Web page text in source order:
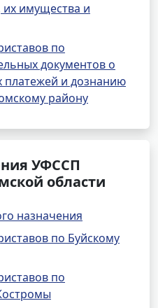
имущества и
по
документов о
платежей и дознанию
району
УФССП
области
назначения
по Буйскому
по